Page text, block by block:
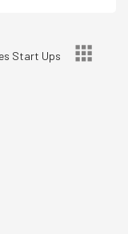
Start Ups